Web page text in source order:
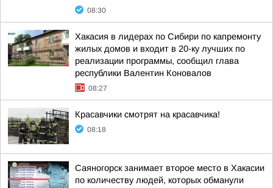
08:30
Хакасия в лидерах по Сибири по капремонту
жилых домов и входит в 20-ку лучших по
реализации программы, сообщил глава
республики Валентин Коновалов
08:27
Красавчики смотрят на красавчика!
08:18
Саяногорск занимает второе место в Хакасии
по количеству людей, которых обманули